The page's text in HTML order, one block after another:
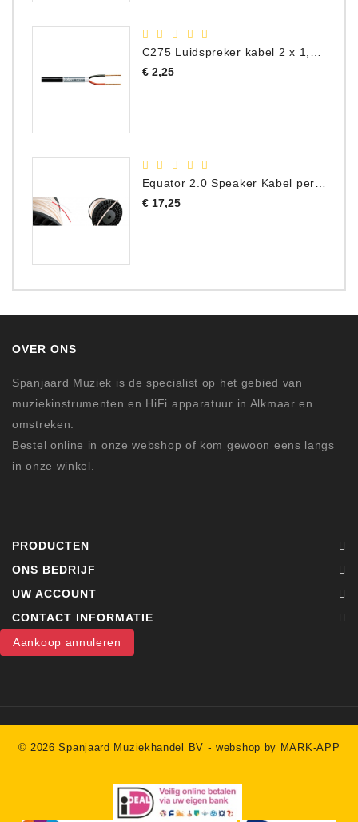
€ 2,25Prijs
Equator 2.0 Speaker Kabel per meter
€ 17,25Prijs
OVER ONS
Spanjaard Muziek is de specialist op het gebied van
muziekinstrumenten en HiFi apparatuur in Alkmaar en
omstreken.
Bestel online in onze webshop of kom gewoon eens langs
in onze winkel.
PRODUCTEN
ONS BEDRIJF
UW ACCOUNT
CONTACT INFORMATIE
Aankoop annuleren
© 2026 Spanjaard Muziekhandel BV -webshop by MARK-APP